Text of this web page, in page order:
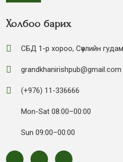
Холбоо барих
СБД 1-р хороо, Сөүлийн
grandkhanirishpub@gmail.com
(+976) 11-336666
Mon-Sat 08:00–00:00
Sun 09:00–00:00